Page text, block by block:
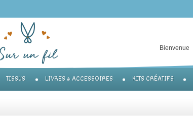
Bienvenue
TISSUS LIVRES & ACCESSOIRES KITS CRÉATIFS